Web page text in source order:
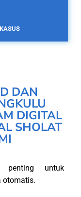
DAN
DIGITAL
SHOLAT
untuk
otomatis.